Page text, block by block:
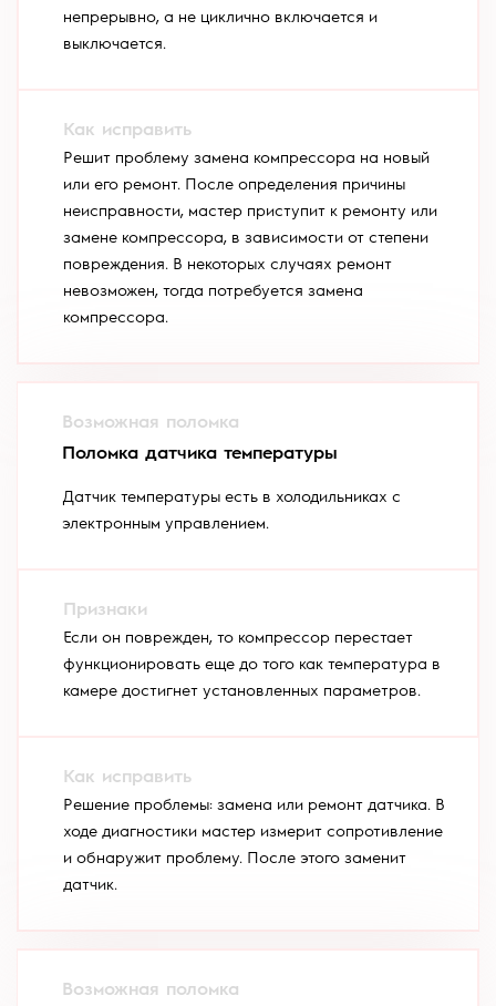
непрерывно, а не циклично включается и
выключается.
Решит проблему замена компрессора на новый
или его ремонт. После определения причины
неисправности, мастер приступит к ремонту или
замене компрессора, в зависимости от степени
повреждения. В некоторых случаях ремонт
невозможен, тогда потребуется замена
компрессора.
Поломка датчика температуры
Датчик температуры есть в холодильниках с
электронным управлением.
Если он поврежден, то компрессор перестает
функционировать еще до того как температура в
камере достигнет установленных параметров.
Решение проблемы: замена или ремонт датчика. В
ходе диагностики мастер измерит сопротивление
и обнаружит проблему. После этого заменит
датчик.